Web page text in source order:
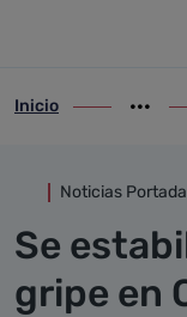
ir-a inicio
Inicio
Noticias Portada
Se
gripe en